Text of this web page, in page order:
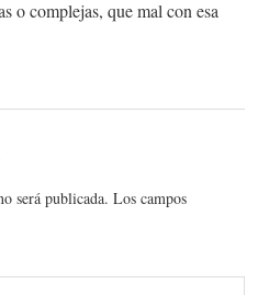
o complejas, que mal con esa
será publicada. Los campos